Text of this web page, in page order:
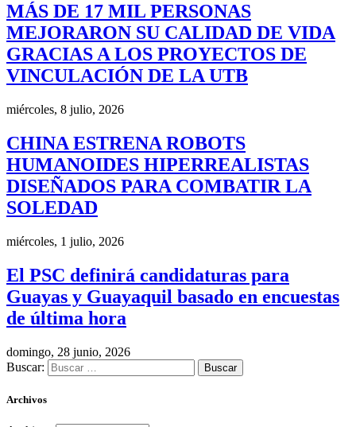
MÁS DE 17 MIL PERSONAS
MEJORARON SU CALIDAD DE VIDA
GRACIAS A LOS PROYECTOS DE
VINCULACIÓN DE LA UTB
miércoles, 8 julio, 2026
CHINA ESTRENA ROBOTS
HUMANOIDES HIPERREALISTAS
DISEÑADOS PARA COMBATIR LA
SOLEDAD
miércoles, 1 julio, 2026
El PSC definirá candidaturas para
Guayas y Guayaquil basado en encuestas
de última hora
domingo, 28 junio, 2026
Buscar:
Archivos